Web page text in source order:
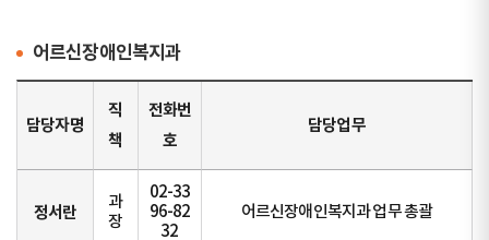
어르신장애인복지과
담당자명
직
책
전화번
호
담당업무
정서란
과
장
02-33
96-82
32
어르신장애인복지과 업무 총괄